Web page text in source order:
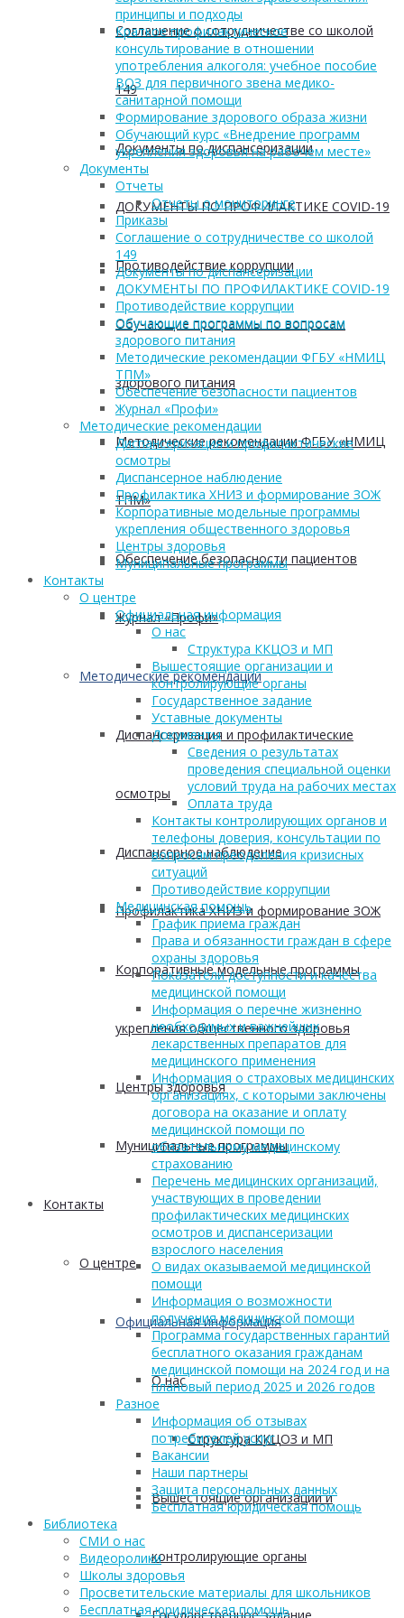
Соглашение о сотрудничестве со школой
149
Документы по диспансеризации
ДОКУМЕНТЫ ПО ПРОФИЛАКТИКЕ COVID-19
Противодействие коррупции
Обучающие программы по вопросам
здорового питания
Методические рекомендации ФГБУ «НМИЦ
ТПМ»
Обеспечение безопасности пациентов
Журнал «Профи»
Методические рекомендации
Диспансеризация и профилактические
осмотры
Диспансерное наблюдение
Профилактика ХНИЗ и формирование ЗОЖ
Корпоративные модельные программы
укрепления общественного здоровья
Центры здоровья
Муниципальные программы
Контакты
О центре
Официальная информация
О нас
Структура ККЦОЗ и МП
Вышестоящие организации и
контролирующие органы
принципы и подходы
Краткое профилактическое
консультирование в отношении
употребления алкоголя: учебное пособие
ВОЗ для первичного звена медико-
санитарной помощи
Формирование здорового образа жизни
Обучающий курс «Внедрение программ
укрепления здоровья на рабочем месте»
Документы
Отчеты
Отчеты о мониторинге
Приказы
Соглашение о сотрудничестве со школой
149
Документы по диспансеризации
ДОКУМЕНТЫ ПО ПРОФИЛАКТИКЕ COVID-19
Противодействие коррупции
Обучающие программы по вопросам
здорового питания
Методические рекомендации ФГБУ «НМИЦ
ТПМ»
Обеспечение безопасности пациентов
Журнал «Профи»
Методические рекомендации
Диспансеризация и профилактические
осмотры
Диспансерное наблюдение
Профилактика ХНИЗ и формирование ЗОЖ
Корпоративные модельные программы
укрепления общественного здоровья
Центры здоровья
Муниципальные программы
Контакты
О центре
Официальная информация
О нас
Структура ККЦОЗ и МП
Вышестоящие организации и
контролирующие органы
Государственное задание
Уставные документы
Документы
Сведения о результатах
проведения специальной оценки
условий труда на рабочих местах
Оплата труда
Контакты контролирующих органов и
телефоны доверия, консультации по
вопросам преодоления кризисных
ситуаций
Противодействие коррупции
Медицинская помощь
График приема граждан
Права и обязанности граждан в сфере
охраны здоровья
Показатели доступности и качества
медицинской помощи
Информация о перечне жизненно
необходимых и важнейших
лекарственных препаратов для
медицинского применения
Информация о страховых медицинских
организациях, с которыми заключены
договора на оказание и оплату
медицинской помощи по
обязательному медицинскому
страхованию
Перечень медицинских организаций,
участвующих в проведении
профилактических медицинских
осмотров и диспансеризации
взрослого населения
О видах оказываемой медицинской
помощи
Информация о возможности
получения медицинской помощи
Программа государственных гарантий
бесплатного оказания гражданам
медицинской помощи на 2024 год и на
плановый период 2025 и 2026 годов
Разное
Информация об отзывах
потребителей услуг
Вакансии
Наши партнеры
Защита персональных данных
Бесплатная юридическая помощь
Библиотека
СМИ о нас
Видеоролики
Школы здоровья
Просветительские материалы для школьников
Бесплатная юридическая помощь